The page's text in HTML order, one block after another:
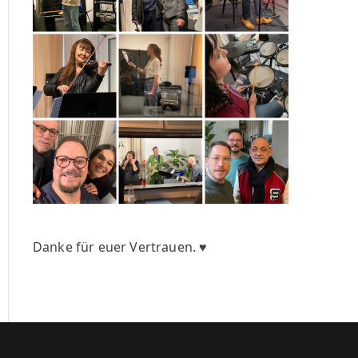
Danke für euer Vertrauen. ♥